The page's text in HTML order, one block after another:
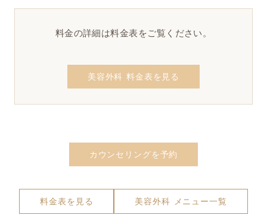
料金の詳細は料金表をご覧ください。
美容外科 料金表を見る
カウンセリングを予約
料金表を見る 美容外科 メニュー一覧